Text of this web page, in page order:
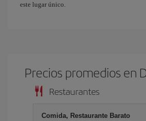
este lugar único.
Precios promedios en
Restaurantes
Comida, Restaurante Barato